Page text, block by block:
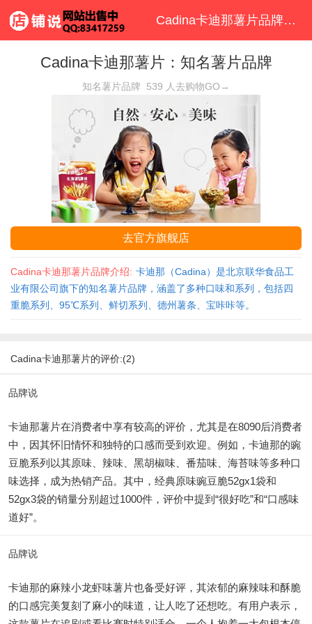
Cadina卡迪那薯片品牌首页
Cadina卡迪那薯片：知名薯片品牌
知名薯片品牌 539 人去购物GO→
去官方旗舰店
Cadina卡迪那薯片品牌介绍: 卡迪那（Cadina）是北京联华食品工
业有限公司旗下的知名薯片品牌，涵盖了多种口味和系列，包括四
重脆系列、95℃系列、鲜切系列、德州薯条、宝咔咔等。
Cadina卡迪那薯片的评价:(2)
品牌说
卡迪那薯片在消费者中享有较高的评价，尤其是在8090后消费者
中，因其怀旧情怀和独特的口感而受到欢迎。例如，卡迪那的豌
豆脆系列以其原味、辣味、黑胡椒味、番茄味、海苔味等多种口
味选择，成为热销产品。其中，经典原味豌豆脆52gx1袋和
52gx3袋的销量分别超过1000件，评价中提到“很好吃”和“口感味
道好”。
品牌说
卡迪那的麻辣小龙虾味薯片也备受好评，其浓郁的麻辣味和酥脆
的口感完美复刻了麻小的味道，让人吃了还想吃。有用户表示，